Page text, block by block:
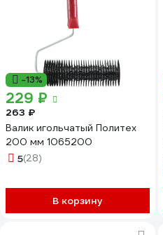
-13%
229 ₽
263 ₽
Валик игольчатый Политех
200 мм 1065200
5(28)
В корзину